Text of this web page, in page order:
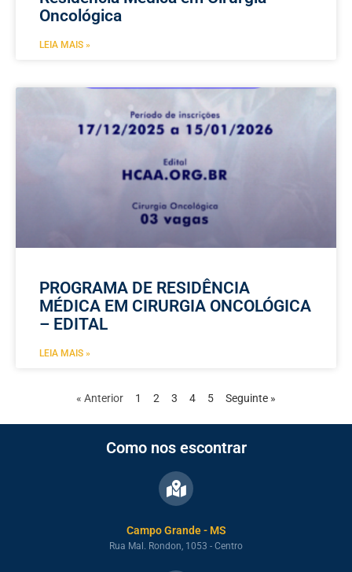
Oncológica
LEIA MAIS »
PROGRAMA DE RESIDÊNCIA
MÉDICA EM CIRURGIA ONCOLÓGICA
– EDITAL
LEIA MAIS »
« Anterior 1 2 3 4 5 Seguinte »
Como nos escontrar
Campo Grande - MS
Rua Mal. Rondon, 1053 - Centro